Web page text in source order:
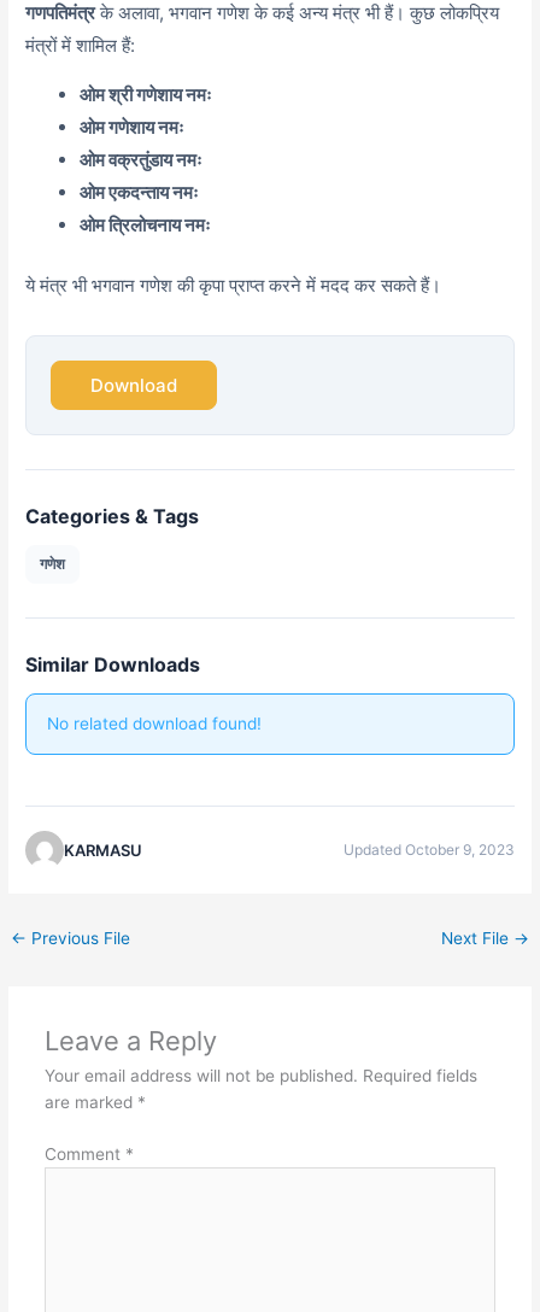
गणपतिमंत्रके अलावा, भगवान गणेश के कई अन्य मंत्र भी हैं। कुछ लोकप्रिय
मंत्रों में शामिल हैं:
ओम श्री गणेशाय नमः
ओम गणेशाय नमः
ओम वक्रतुंडाय नमः
ओम एकदन्ताय नमः
ओम त्रिलोचनाय नमः
ये मंत्र भी भगवान गणेश की कृपा प्राप्त करने में मदद कर सकते हैं।
Download
Categories & Tags
गणेश
Similar Downloads
No related download found!
KARMASU Updated October 9, 2023
← Previous File Next File →
Leave a Reply
Your email address will not be published. Required fields
are marked *
Comment *